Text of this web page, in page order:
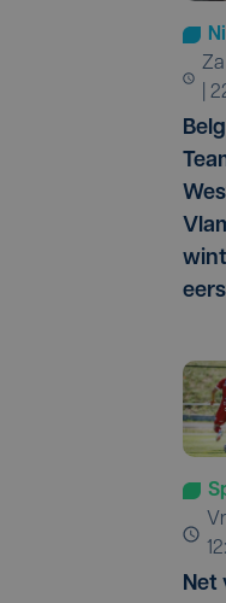
za 1 augustus
|
vr 31 juli |
Net